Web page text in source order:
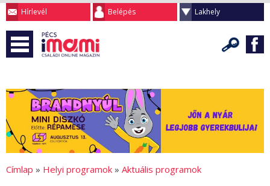
Hírlevél Belépés Lakhely
Címlap » Helyi programok » Aktuális programok